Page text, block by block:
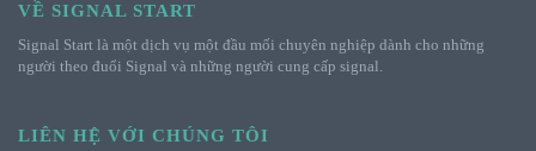
VỀ SIGNAL START
Signal Start là một dịch vụ một đầu mối chuyên nghiệp dành cho những
người theo đuổi Signal và những người cung cấp signal.
LIÊN HỆ VỚI CHÚNG TÔI